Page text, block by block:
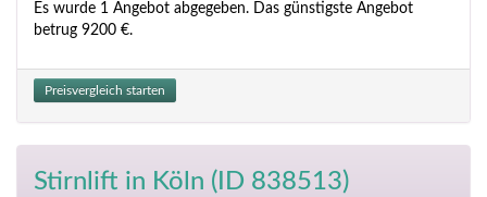
Es wurde 1 Angebot abgegeben. Das günstigste Angebot
betrug 9200 €.
Preisvergleich starten
Stirnlift in Köln (ID 838513)